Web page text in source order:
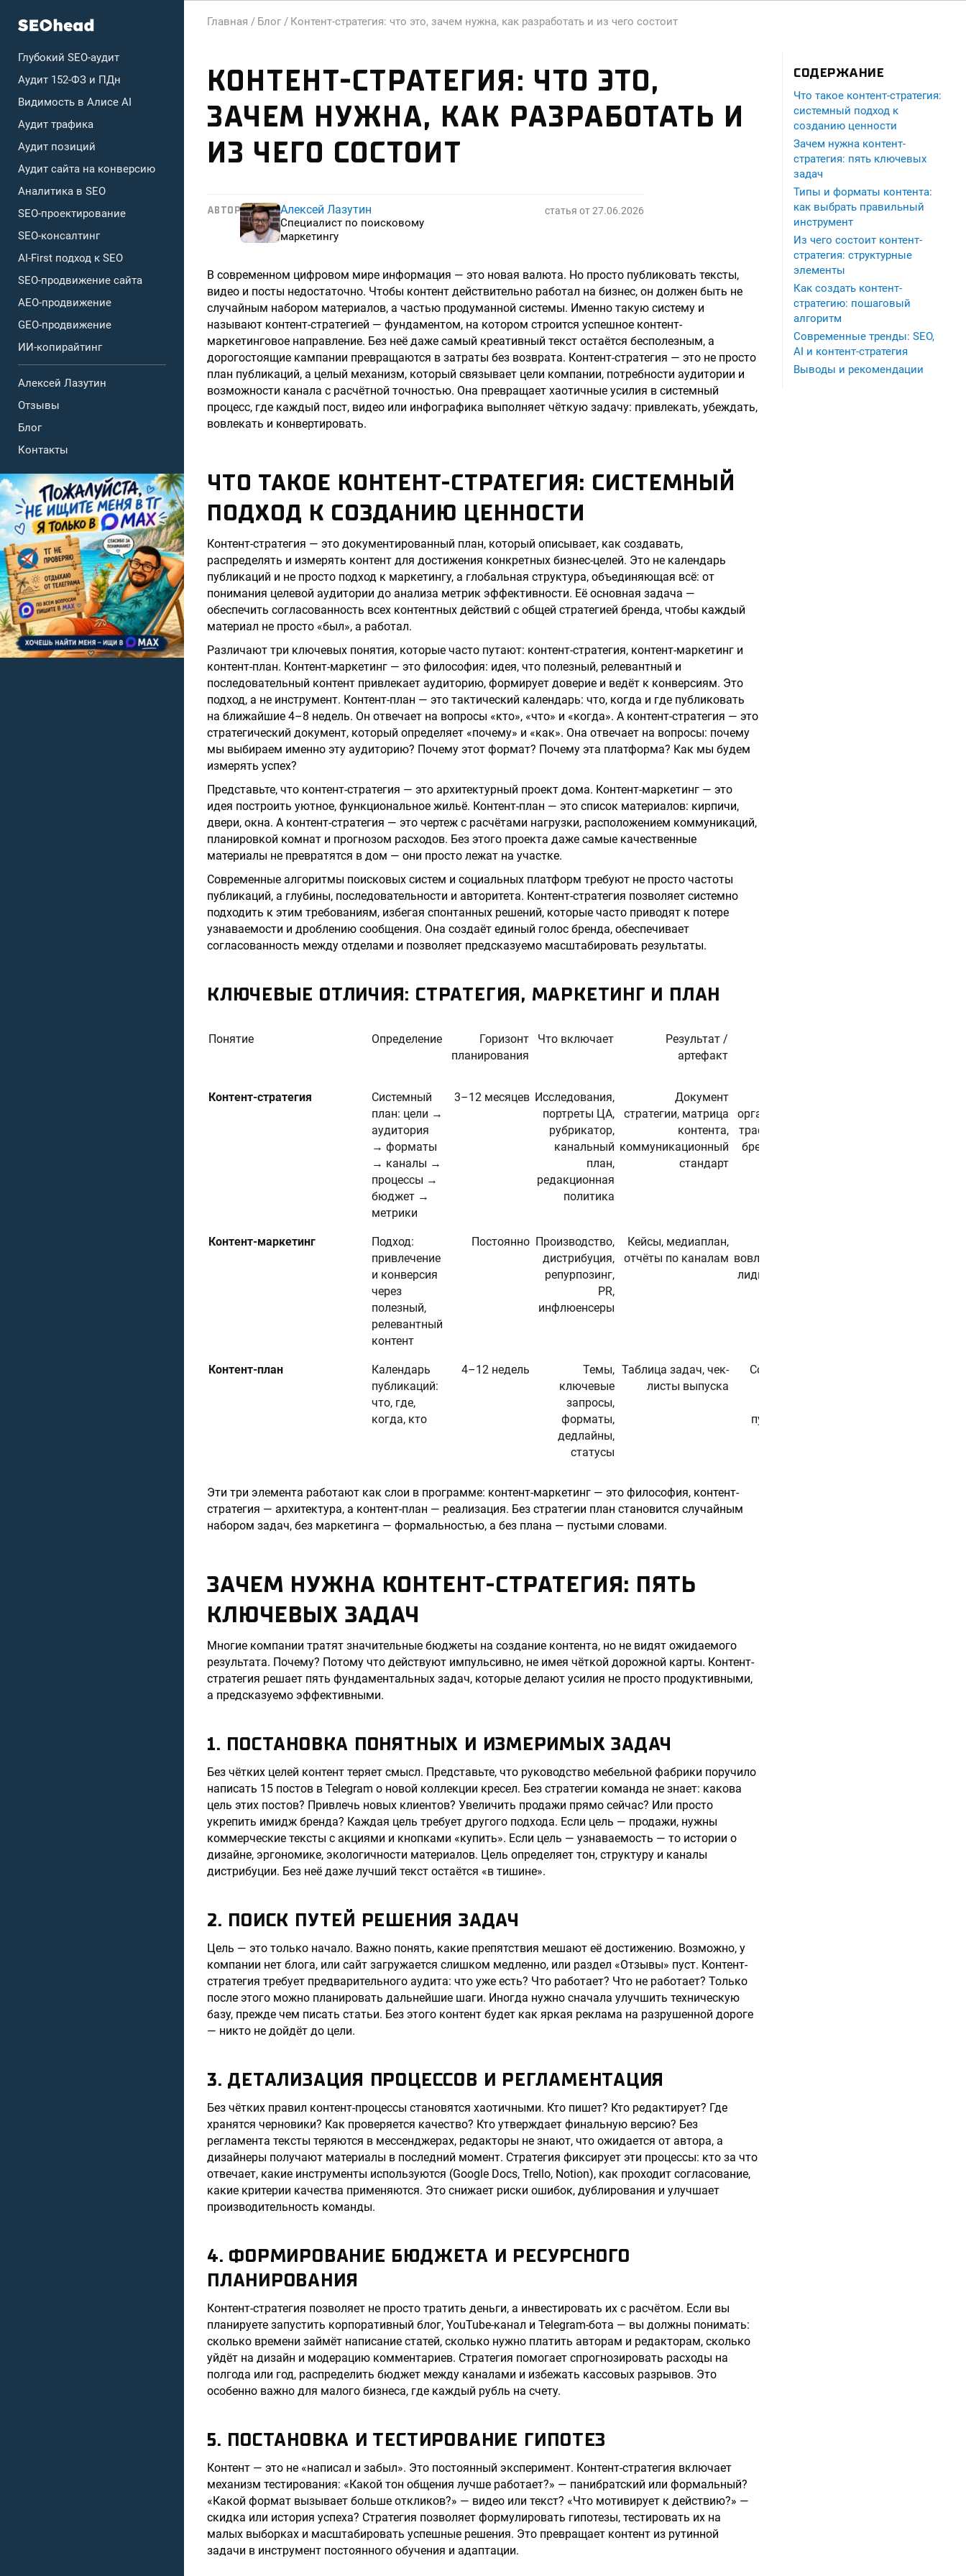
Глубокий SEO-аудит
Аудит 152-ФЗ и ПДн
Видимость в Алисе AI
Аудит трафика
Аудит позиций
Аудит сайта на конверсию
Аналитика в SEO
SEO-проектирование
SEO-консалтинг
AI-First подход к SEO
SEO-продвижение сайта
AEO-продвижение
GEO-продвижение
ИИ-копирайтинг
Алексей Лазутин
Отзывы
Блог
Контакты
Главная / Блог / Контент-стратегия: что это, зачем нужна, как разработать и из чего состоит
КОНТЕНТ-СТРАТЕГИЯ: ЧТО ЭТО,
ЗАЧЕМ НУЖНА, КАК РАЗРАБОТАТЬ И
ИЗ ЧЕГО СОСТОИТ
АВТОР статья от27.06.2026
Алексей Лазутин
Специалист по поисковому
маркетингу
В современном цифровом мире информация — это новая валюта. Но просто публиковать тексты,
видео и посты недостаточно. Чтобы контент действительно работал на бизнес, он должен быть не
случайным набором материалов, а частью продуманной системы. Именно такую систему и
называют контент-стратегией — фундаментом, на котором строится успешное контент-
маркетинговое направление. Без неё даже самый креативный текст остаётся бесполезным, а
дорогостоящие кампании превращаются в затраты без возврата. Контент-стратегия — это не просто
план публикаций, а целый механизм, который связывает цели компании, потребности аудитории и
возможности канала с расчётной точностью. Она превращает хаотичные усилия в системный
процесс, где каждый пост, видео или инфографика выполняет чёткую задачу: привлекать, убеждать,
вовлекать и конвертировать.
ЧТО ТАКОЕ КОНТЕНТ-СТРАТЕГИЯ: СИСТЕМНЫЙ
ПОДХОД К СОЗДАНИЮ ЦЕННОСТИ
Контент-стратегия — это документированный план, который описывает, как создавать,
распределять и измерять контент для достижения конкретных бизнес-целей. Это не календарь
публикаций и не просто подход к маркетингу, а глобальная структура, объединяющая всё: от
понимания целевой аудитории до анализа метрик эффективности. Её основная задача —
обеспечить согласованность всех контентных действий с общей стратегией бренда, чтобы каждый
материал не просто «был», а работал.
Различают три ключевых понятия, которые часто путают: контент-стратегия, контент-маркетинг и
контент-план. Контент-маркетинг — это философия: идея, что полезный, релевантный и
последовательный контент привлекает аудиторию, формирует доверие и ведёт к конверсиям. Это
подход, а не инструмент. Контент-план — это тактический календарь: что, когда и где публиковать
на ближайшие 4–8 недель. Он отвечает на вопросы «кто», «что» и «когда». А контент-стратегия — это
стратегический документ, который определяет «почему» и «как». Она отвечает на вопросы: почему
мы выбираем именно эту аудиторию? Почему этот формат? Почему эта платформа? Как мы будем
измерять успех?
Представьте, что контент-стратегия — это архитектурный проект дома. Контент-маркетинг — это
идея построить уютное, функциональное жильё. Контент-план — это список материалов: кирпичи,
двери, окна. А контент-стратегия — это чертеж с расчётами нагрузки, расположением коммуникаций,
планировкой комнат и прогнозом расходов. Без этого проекта даже самые качественные
материалы не превратятся в дом — они просто лежат на участке.
Современные алгоритмы поисковых систем и социальных платформ требуют не просто частоты
публикаций, а глубины, последовательности и авторитета. Контент-стратегия позволяет системно
подходить к этим требованиям, избегая спонтанных решений, которые часто приводят к потере
узнаваемости и дроблению сообщения. Она создаёт единый голос бренда, обеспечивает
согласованность между отделами и позволяет предсказуемо масштабировать результаты.
КЛЮЧЕВЫЕ ОТЛИЧИЯ: СТРАТЕГИЯ, МАРКЕТИНГ И ПЛАН
Понятие Определение
Горизонт
планирования
Что включает
Результат /
артефакт
Контент-стратегия
Системный
план: цели →
аудитория
→ форматы
→ каналы →
процессы →
бюджет →
метрики
3–12 месяцев Исследования,
портреты ЦА,
рубрикатор,
канальный
план,
редакционная
политика
Документ
стратегии, матрица
контента,
коммуникационный
стандарт
органического
трафика, доля
бренд-поиска,
Контент-маркетинг
Подход:
привлечение
и конверсия
через
полезный,
релевантный
контент
Постоянно Производство,
дистрибуция,
репурпозинг,
PR,
инфлюенсеры
Кейсы, медиаплан,
отчёты по каналам вовлечённость,
лиды, CAC/LTV
Контент-план
Календарь
публикаций:
что, где,
когда, кто
4–12 недель
Темы,
ключевые
запросы,
форматы,
дедлайны,
статусы
Таблица задач, чек-
листы выпуска
Соблюдение
публикаций,
Эти три элемента работают как слои в программе: контент-маркетинг — это философия, контент-
стратегия — архитектура, а контент-план — реализация. Без стратегии план становится случайным
набором задач, без маркетинга — формальностью, а без плана — пустыми словами.
ЗАЧЕМ НУЖНА КОНТЕНТ-СТРАТЕГИЯ: ПЯТЬ
КЛЮЧЕВЫХ ЗАДАЧ
Многие компании тратят значительные бюджеты на создание контента, но не видят ожидаемого
результата. Почему? Потому что действуют импульсивно, не имея чёткой дорожной карты. Контент-
стратегия решает пять фундаментальных задач, которые делают усилия не просто продуктивными,
а предсказуемо эффективными.
1. ПОСТАНОВКА ПОНЯТНЫХ И ИЗМЕРИМЫХ ЗАДАЧ
Без чётких целей контент теряет смысл. Представьте, что руководство мебельной фабрики поручило
написать 15 постов в Telegram о новой коллекции кресел. Без стратегии команда не знает: какова
цель этих постов? Привлечь новых клиентов? Увеличить продажи прямо сейчас? Или просто
укрепить имидж бренда? Каждая цель требует другого подхода. Если цель — продажи, нужны
коммерческие тексты с акциями и кнопками «купить». Если цель — узнаваемость — то истории о
дизайне, эргономике, экологичности материалов. Цель определяет тон, структуру и каналы
дистрибуции. Без неё даже лучший текст остаётся «в тишине».
2. ПОИСК ПУТЕЙ РЕШЕНИЯ ЗАДАЧ
Цель — это только начало. Важно понять, какие препятствия мешают её достижению. Возможно, у
компании нет блога, или сайт загружается слишком медленно, или раздел «Отзывы» пуст. Контент-
стратегия требует предварительного аудита: что уже есть? Что работает? Что не работает? Только
после этого можно планировать дальнейшие шаги. Иногда нужно сначала улучшить техническую
базу, прежде чем писать статьи. Без этого контент будет как яркая реклама на разрушенной дороге
— никто не дойдёт до цели.
3. ДЕТАЛИЗАЦИЯ ПРОЦЕССОВ И РЕГЛАМЕНТАЦИЯ
Без чётких правил контент-процессы становятся хаотичными. Кто пишет? Кто редактирует? Где
хранятся черновики? Как проверяется качество? Кто утверждает финальную версию? Без
регламента тексты теряются в мессенджерах, редакторы не знают, что ожидается от автора, а
дизайнеры получают материалы в последний момент. Стратегия фиксирует эти процессы: кто за что
отвечает, какие инструменты используются (Google Docs, Trello, Notion), как проходит согласование,
какие критерии качества применяются. Это снижает риски ошибок, дублирования и улучшает
производительность команды.
4. ФОРМИРОВАНИЕ БЮДЖЕТА И РЕСУРСНОГО
ПЛАНИРОВАНИЯ
Контент-стратегия позволяет не просто тратить деньги, а инвестировать их с расчётом. Если вы
планируете запустить корпоративный блог, YouTube-канал и Telegram-бота — вы должны понимать:
сколько времени займёт написание статей, сколько нужно платить авторам и редакторам, сколько
уйдёт на дизайн и модерацию комментариев. Стратегия помогает спрогнозировать расходы на
полгода или год, распределить бюджет между каналами и избежать кассовых разрывов. Это
особенно важно для малого бизнеса, где каждый рубль на счету.
5. ПОСТАНОВКА И ТЕСТИРОВАНИЕ ГИПОТЕЗ
Контент — это не «написал и забыл». Это постоянный эксперимент. Контент-стратегия включает
механизм тестирования: «Какой тон общения лучше работает?» — панибратский или формальный?
«Какой формат вызывает больше откликов?» — видео или текст? «Что мотивирует к действию?» —
скидка или история успеха? Стратегия позволяет формулировать гипотезы, тестировать их на
малых выборках и масштабировать успешные решения. Это превращает контент из рутинной
задачи в инструмент постоянного обучения и адаптации.
СОДЕРЖАНИЕ
Что такое контент-стратегия:
системный подход к
созданию ценности
Зачем нужна контент-
стратегия: пять ключевых
задач
Типы и форматы контента:
как выбрать правильный
инструмент
Из чего состоит контент-
стратегия: структурные
элементы
Как создать контент-
стратегию: пошаговый
алгоритм
Современные тренды: SEO,
AI и контент-стратегия
Выводы и рекомендации